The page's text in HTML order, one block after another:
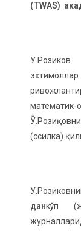
(TWAS)
эхтимоллар
математик-
(ссилка)
данкўп